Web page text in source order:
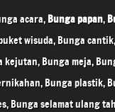
acara, Bunga papan,
wisuda, Bunga
kejutan, Bunga meja,
Bunga plastik,
Bunga selamat ulang